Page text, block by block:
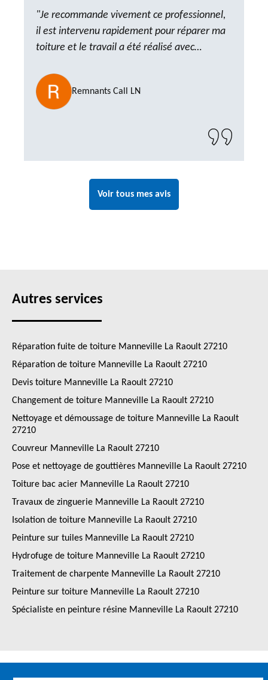
"Je recommande vivement ce professionnel,
il est intervenu rapidement pour réparer ma
toiture et le travail a été réalisé avec
ponctuel et à l’écoute, le résultat est
impeccable et le chantier a été laissé propre.
Un artisan de confiance que je n’hésiterai pas
Remnants Call LN
Voir tous mes avis
Autres services
Réparation fuite de toiture Manneville La Raoult 27210
Réparation de toiture Manneville La Raoult 27210
Devis toiture Manneville La Raoult 27210
Changement de toiture Manneville La Raoult 27210
Nettoyage et démoussage de toiture Manneville La Raoult
27210
Couvreur Manneville La Raoult 27210
Pose et nettoyage de gouttières Manneville La Raoult 27210
Toiture bac acier Manneville La Raoult 27210
Travaux de zinguerie Manneville La Raoult 27210
Isolation de toiture Manneville La Raoult 27210
Peinture sur tuiles Manneville La Raoult 27210
Hydrofuge de toiture Manneville La Raoult 27210
Traitement de charpente Manneville La Raoult 27210
Peinture sur toiture Manneville La Raoult 27210
Spécialiste en peinture résine Manneville La Raoult 27210